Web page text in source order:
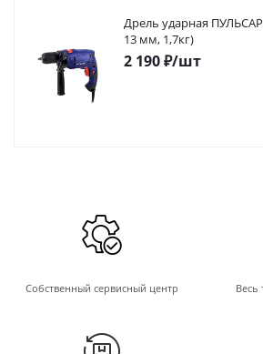
Дрель ударная
13 мм, 1,7кг)
2 190₽/шт
Собственный сервисный центр Весь